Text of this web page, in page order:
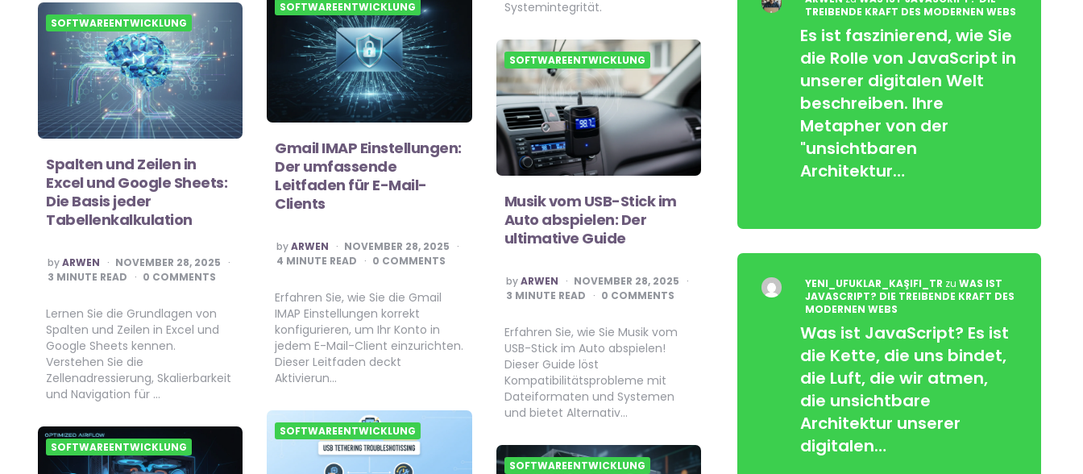
Systemintegrität.
SOFTWAREENTWICKLUNG
Gmail IMAP Einstellungen:
Der umfassende
Leitfaden für E-Mail-
Clients
POSTED
BY
by ARWEN
NOVEMBER 28, 2025
4 MINUTE READ 0 COMMENTS
Erfahren Sie, wie Sie die Gmail
IMAP Einstellungen korrekt
konfigurieren, um Ihr Konto in
jedem E-Mail-Client einzurichten.
Dieser Leitfaden deckt
Aktivierun…
SOFTWAREENTWICKLUNG
Spalten und Zeilen in
Excel und Google Sheets:
Die Basis jeder
Tabellenkalkulation
POSTED
BY
byARWEN
NOVEMBER 28, 2025
3 MINUTE READ 0 COMMENTS
Lernen Sie die Grundlagen von
Spalten und Zeilen in Excel und
Google Sheets kennen.
Verstehen Sie die
Zellenadressierung, Skalierbarkeit
und Navigation für …
SOFTWAREENTWICKLUNG
Musik vom USB-Stick im
Auto abspielen: Der
ultimative Guide
POSTED
BY
byARWEN
NOVEMBER 28, 2025
3 MINUTE READ 0 COMMENTS
Erfahren Sie, wie Sie Musik vom
USB-Stick im Auto abspielen!
Dieser Guide löst
Kompatibilitätsprobleme mit
Dateiformaten und Systemen
und bietet Alternativ…
SOFTWAREENTWICKLUNG
SOFTWAREENTWICKLUNG
SOFTWAREENTWICKLUNG
TREIBENDE KRAFT DES MODERNEN WEBS
Es ist faszinierend, wie Sie
die Rolle von JavaScript in
unserer digitalen Welt
beschreiben. Ihre
Metapher von der
"unsichtbaren
Architektur…
YENI_UFUKLAR_KAŞIFI_TR zuWAS IST
JAVASCRIPT? DIE TREIBENDE KRAFT DES
MODERNEN WEBS
Was ist JavaScript? Es ist
die Kette, die uns bindet,
die Luft, die wir atmen,
die unsichtbare
Architektur unserer
digitalen…